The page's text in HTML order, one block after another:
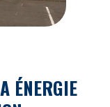
ÉNERGIE